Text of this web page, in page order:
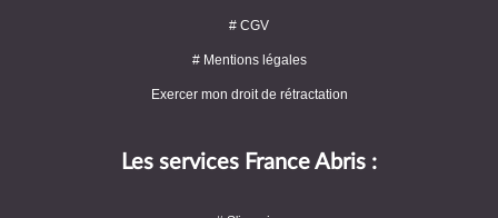
# CGV
# Mentions légales
Exercer mon droit de rétractation
Les services France Abris :